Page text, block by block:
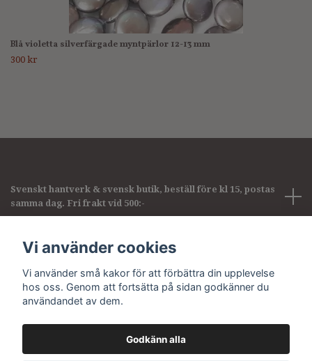
Blå violetta silverfärgade myntpärlor 12-13 mm
300 kr
Svenskt hantverk & svensk butik, beställ före kl 15, postas
samma dag. Fri frakt vid 500:-
Företagsinformation
Sociala medier
Vi använder cookies
Vi använder små kakor för att förbättra din upplevelse
hos oss. Genom att fortsätta på sidan godkänner du
användandet av dem.
Godkänn alla